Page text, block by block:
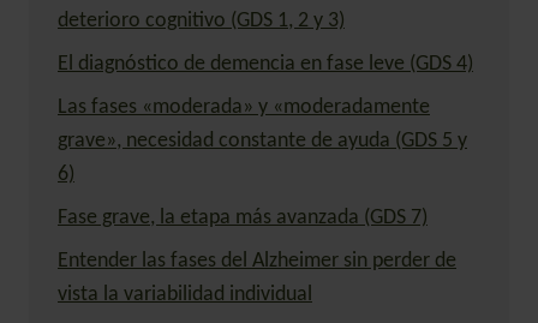
deterioro cognitivo (GDS 1, 2 y 3)
El diagnóstico de demencia en fase leve (GDS 4)
Las fases «moderada» y «moderadamente
grave», necesidad constante de ayuda (GDS 5 y
6)
Fase grave, la etapa más avanzada (GDS 7)
Entender las fases del Alzheimer sin perder de
vista la variabilidad individual